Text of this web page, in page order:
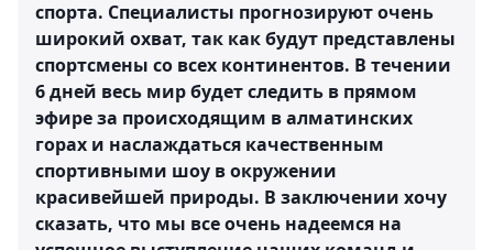
спорта. Специалисты прогнозируют очень
широкий охват, так как будут представлены
спортсмены со всех континентов. В течении
6 дней весь мир будет следить в прямом
эфире за происходящим в алматинских
горах и наслаждаться качественным
спортивными шоу в окружении
красивейшей природы. В заключении хочу
сказать, что мы все очень надеемся на